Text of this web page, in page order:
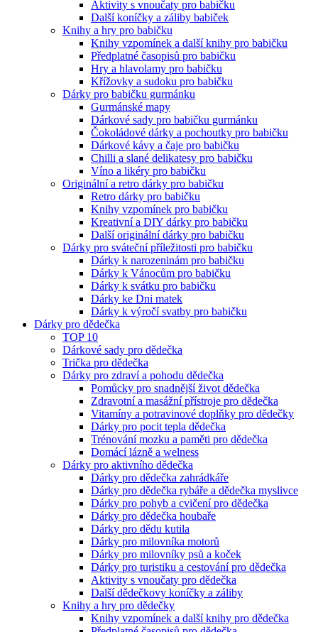
Aktivity s vnoučaty pro babičku
Další koníčky a záliby babiček
Knihy a hry pro babičku
Knihy vzpomínek a další knihy pro babičku
Předplatné časopisů pro babičku
Hry a hlavolamy pro babičku
Křížovky a sudoku pro babičku
Dárky pro babičku gurmánku
Gurmánské mapy
Dárkové sady pro babičku gurmánku
Čokoládové dárky a pochoutky pro babičku
Dárkové kávy a čaje pro babičku
Chilli a slané delikatesy pro babičku
Víno a likéry pro babičku
Originální a retro dárky pro babičku
Retro dárky pro babičku
Knihy vzpomínek pro babičku
Kreativní a DIY dárky pro babičku
Další originální dárky pro babičku
Dárky pro sváteční příležitosti pro babičku
Dárky k narozeninám pro babičku
Dárky k Vánocům pro babičku
Dárky k svátku pro babičku
Dárky ke Dni matek
Dárky k výročí svatby pro babičku
Dárky pro dědečka
TOP 10
Dárkové sady pro dědečka
Trička pro dědečka
Dárky pro zdraví a pohodu dědečka
Pomůcky pro snadnější život dědečka
Zdravotní a masážní přístroje pro dědečka
Vitamíny a potravinové doplňky pro dědečky
Dárky pro pocit tepla dědečka
Trénování mozku a paměti pro dědečka
Domácí lázně a welness
Dárky pro aktivního dědečka
Dárky pro dědečka zahrádkáře
Dárky pro dědečka rybáře a dědečka myslivce
Dárky pro pohyb a cvičení pro dědečka
Dárky pro dědečka houbaře
Dárky pro dědu kutila
Dárky pro milovníka motorů
Dárky pro milovníky psů a koček
Dárky pro turistiku a cestování pro dědečka
Aktivity s vnoučaty pro dědečka
Další dědečkovy koníčky a záliby
Knihy a hry pro dědečky
Knihy vzpomínek a další knihy pro dědečka